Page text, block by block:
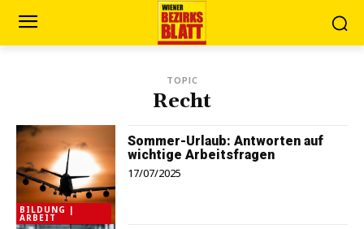
TOPIC
Recht
BILDUNG |
ARBEIT
Sommer-Urlaub: Antworten auf
wichtige Arbeitsfragen
17/07/2025